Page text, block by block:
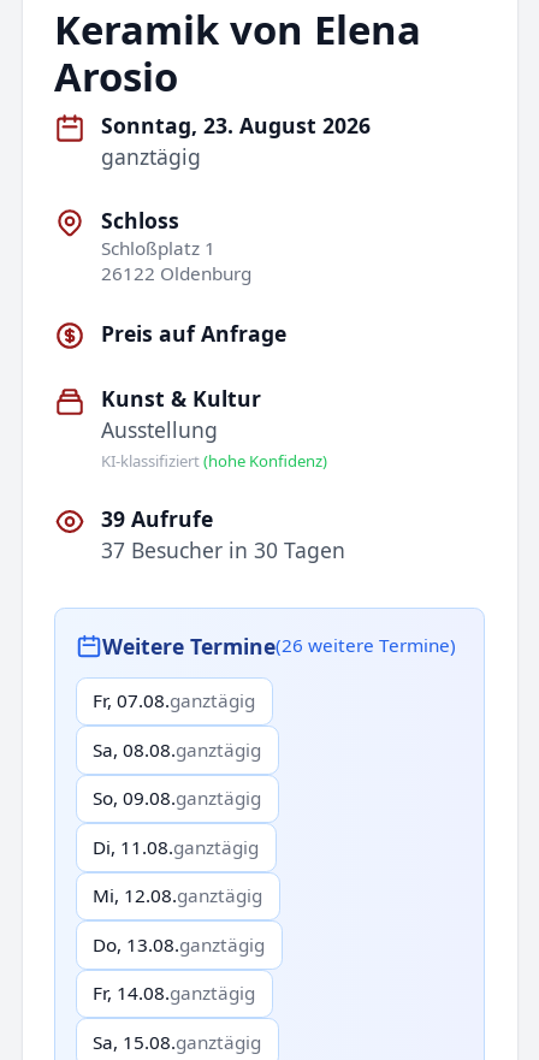
Keramik von Elena
Arosio
Sonntag, 23. August 2026
ganztägig
Schloss
Schloßplatz 1
26122 Oldenburg
Preis auf Anfrage
Kunst & Kultur
Ausstellung
KI-klassifiziert(hohe Konfidenz)
39 Aufrufe
37 Besucher in 30 Tagen
Weitere Termine(26 weitere Termine)
Fr, 07.08.ganztägig
Sa, 08.08.ganztägig
So, 09.08.ganztägig
Di, 11.08.ganztägig
Mi, 12.08.ganztägig
Do, 13.08.ganztägig
Fr, 14.08.ganztägig
Sa, 15.08.ganztägig